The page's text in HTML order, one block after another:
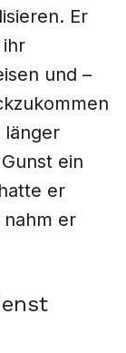
Er
und –
länger
ein
er
nahm er